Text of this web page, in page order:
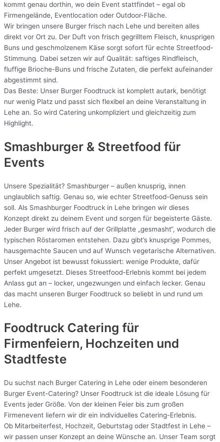
kommt genau dorthin, wo dein Event stattfindet – egal ob
Firmengelände, Eventlocation oder Outdoor-Fläche.
Wir bringen unsere Burger frisch nach Lehe und bereiten alles
direkt vor Ort zu. Der Duft von frisch gegrilltem Fleisch, knusprigen
Buns und geschmolzenem Käse sorgt sofort für echte Streetfood-
Stimmung. Dabei setzen wir auf Qualität: saftiges Rindfleisch,
fluffige Brioche-Buns und frische Zutaten, die perfekt aufeinander
abgestimmt sind.
Das Beste: Unser Burger Foodtruck ist komplett autark, benötigt
nur wenig Platz und passt sich flexibel an deine Veranstaltung in
Lehe an. So wird Catering unkompliziert und gleichzeitig zum
Highlight.
Smashburger & Streetfood für
Events
Unsere Spezialität? Smashburger – außen knusprig, innen
unglaublich saftig. Genau so, wie echter Streetfood-Genuss sein
soll. Als Smashburger Foodtruck in Lehe bringen wir dieses
Konzept direkt zu deinem Event und sorgen für begeisterte Gäste.
Jeder Burger wird frisch auf der Grillplatte „gesmasht“, wodurch die
typischen Röstaromen entstehen. Dazu gibt’s knusprige Pommes,
hausgemachte Saucen und auf Wunsch vegetarische Alternativen.
Unser Angebot ist bewusst fokussiert: wenige Produkte, dafür
perfekt umgesetzt. Dieses Streetfood-Erlebnis kommt bei jedem
Anlass gut an – locker, ungezwungen und einfach lecker. Genau
das macht unseren Burger Foodtruck so beliebt in und rund um
Lehe.
Foodtruck Catering für
Firmenfeiern, Hochzeiten und
Stadtfeste
Du suchst nach Burger Catering in Lehe oder einem besonderen
Burger Event-Catering? Unser Foodtruck ist die ideale Lösung für
Events jeder Größe. Von der kleinen Feier bis zum großen
Firmenevent liefern wir dir ein individuelles Catering-Erlebnis.
Ob Mitarbeiterfest, Hochzeit, Geburtstag oder Stadtfest in Lehe –
wir passen unser Konzept an deine Wünsche an. Unser Team sorgt